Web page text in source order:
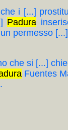
i [...]
Padura
permesso
che si [...]
Fuentes